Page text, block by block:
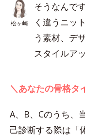
松ヶ崎
そうなんで
く違うニッ
う素材、デ
スタイルア
＼あなたの骨格タ
A、B、Cのうち、
己診断する際は「